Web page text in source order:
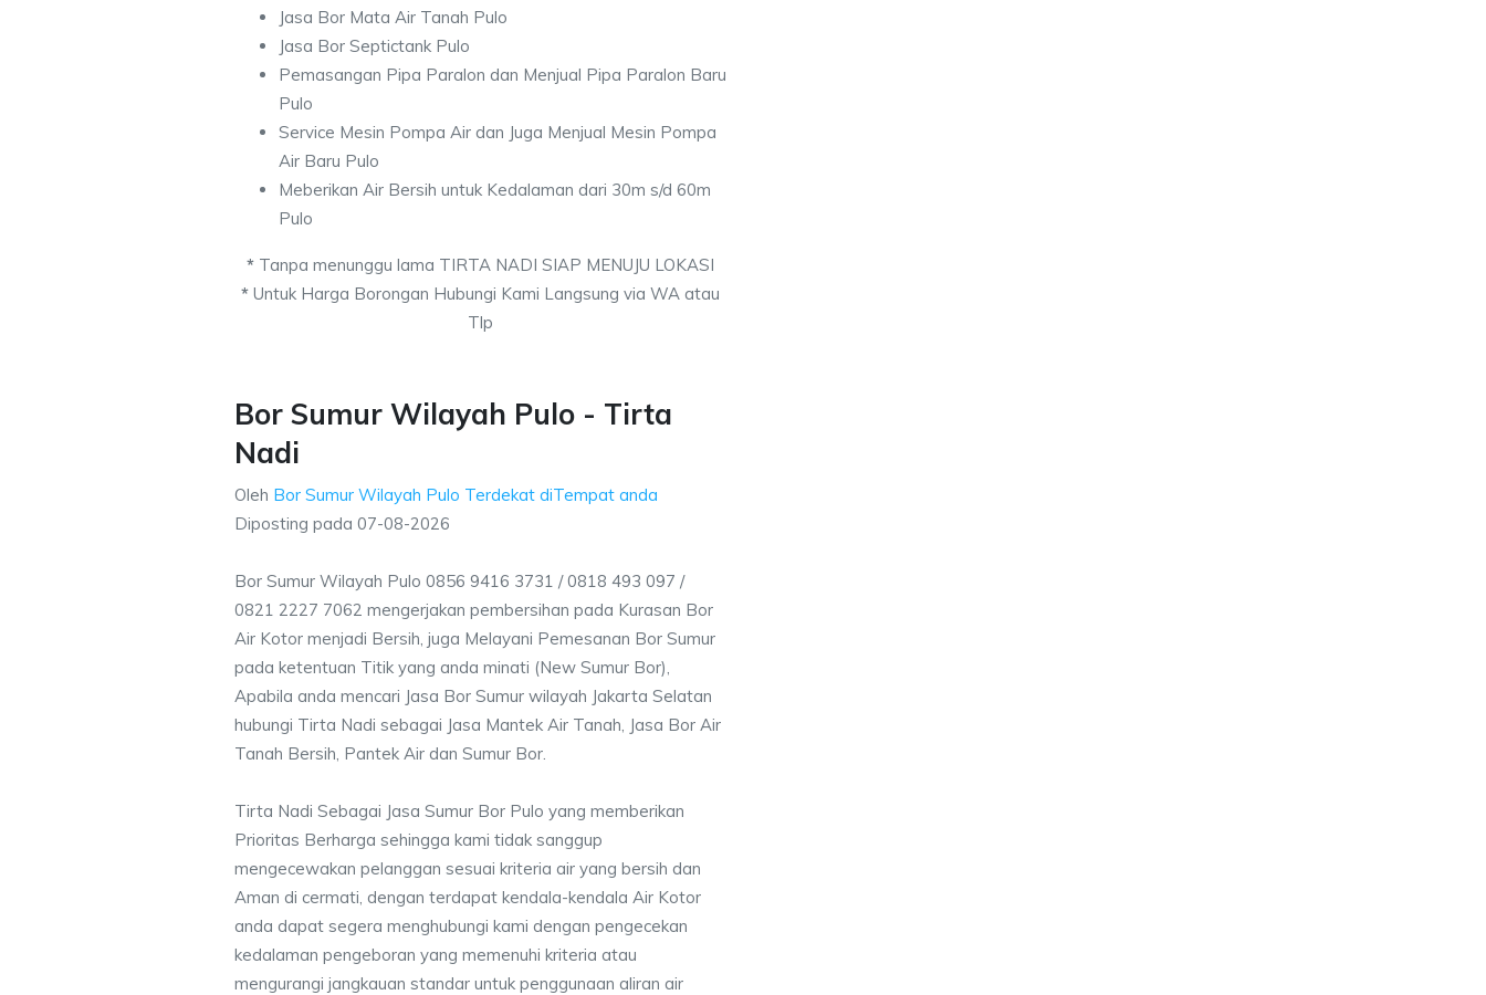
Jasa Bor Mata Air Tanah Pulo
Jasa Bor Septictank Pulo
Pemasangan Pipa Paralon dan Menjual Pipa Paralon Baru
Pulo
Service Mesin Pompa Air dan Juga Menjual Mesin Pompa
Air Baru Pulo
Meberikan Air Bersih untuk Kedalaman dari 30m s/d 60m
Pulo
* Tanpa menunggu lama TIRTA NADI SIAP MENUJU LOKASI
* Untuk Harga Borongan Hubungi Kami Langsung via WA atau
Tlp
Bor Sumur Wilayah Pulo - Tirta
Nadi
Oleh Bor Sumur Wilayah Pulo Terdekat diTempat anda
Diposting pada 07-08-2026
Bor Sumur Wilayah Pulo 0856 9416 3731 / 0818 493 097 /
0821 2227 7062 mengerjakan pembersihan pada Kurasan Bor
Air Kotor menjadi Bersih, juga Melayani Pemesanan Bor Sumur
pada ketentuan Titik yang anda minati (New Sumur Bor),
Apabila anda mencari Jasa Bor Sumur wilayah Jakarta Selatan
hubungi Tirta Nadi sebagai Jasa Mantek Air Tanah, Jasa Bor Air
Tanah Bersih, Pantek Air dan Sumur Bor.
Tirta Nadi Sebagai Jasa Sumur Bor Pulo yang memberikan
Prioritas Berharga sehingga kami tidak sanggup
mengecewakan pelanggan sesuai kriteria air yang bersih dan
Aman di cermati, dengan terdapat kendala-kendala Air Kotor
anda dapat segera menghubungi kami dengan pengecekan
kedalaman pengeboran yang memenuhi kriteria atau
mengurangi jangkauan standar untuk penggunaan aliran air